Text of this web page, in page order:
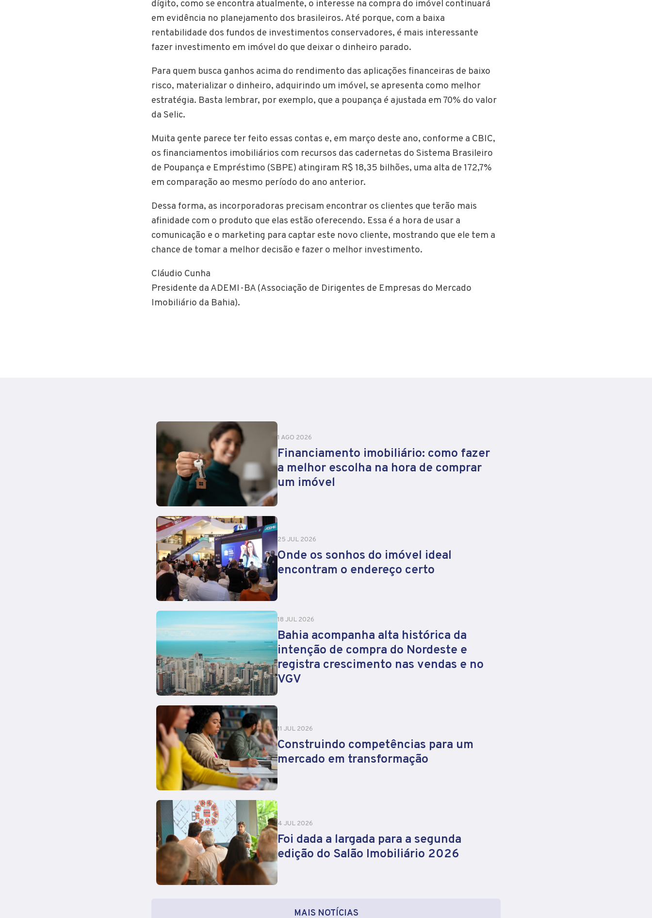
dígito, como se encontra atualmente, o interesse na compra do imóvel continuará
em evidência no planejamento dos brasileiros. Até porque, com a baixa
rentabilidade dos fundos de investimentos conservadores, é mais interessante
fazer investimento em imóvel do que deixar o dinheiro parado.
Para quem busca ganhos acima do rendimento das aplicações financeiras de baixo
risco, materializar o dinheiro, adquirindo um imóvel, se apresenta como melhor
estratégia. Basta lembrar, por exemplo, que a poupança é ajustada em 70% do valor
da Selic.
Muita gente parece ter feito essas contas e, em março deste ano, conforme a CBIC,
os financiamentos imobiliários com recursos das cadernetas do Sistema Brasileiro
de Poupança e Empréstimo (SBPE) atingiram R$ 18,35 bilhões, uma alta de 172,7%
em comparação ao mesmo período do ano anterior.
Dessa forma, as incorporadoras precisam encontrar os clientes que terão mais
afinidade com o produto que elas estão oferecendo. Essa é a hora de usar a
comunicação e o marketing para captar este novo cliente, mostrando que ele tem a
chance de tomar a melhor decisão e fazer o melhor investimento.
Cláudio Cunha
Presidente da ADEMI-BA (Associação de Dirigentes de Empresas do Mercado
Imobiliário da Bahia).
1 AGO 2026
Financiamento imobiliário: como fazer
a melhor escolha na hora de comprar
um imóvel
25 JUL 2026
Onde os sonhos do imóvel ideal
encontram o endereço certo
18 JUL 2026
Bahia acompanha alta histórica da
intenção de compra do Nordeste e
registra crescimento nas vendas e no
VGV
11 JUL 2026
Construindo competências para um
mercado em transformação
4 JUL 2026
Foi dada a largada para a segunda
edição do Salão Imobiliário 2026
MAIS NOTÍCIAS